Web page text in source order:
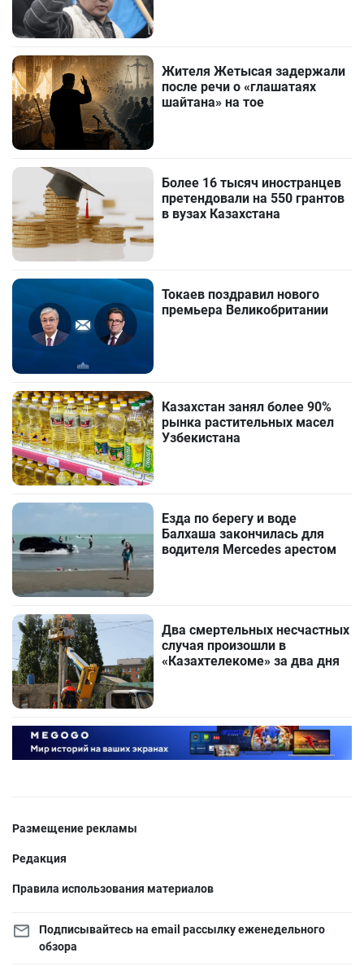
Жителя Жетысая задержали
после речи о «глашатаях
шайтана» на тое
Более 16 тысяч иностранцев
претендовали на 550 грантов
в вузах Казахстана
Токаев поздравил нового
премьера Великобритании
Казахстан занял более 90%
рынка растительных масел
Узбекистана
Езда по берегу и воде
Балхаша закончилась для
водителя Mercedes арестом
Два смертельных несчастных
случая произошли в
«Казахтелекоме» за два дня
Размещение рекламы
Редакция
Правила использования материалов
Подписывайтесь на email рассылку еженедельного
обзора